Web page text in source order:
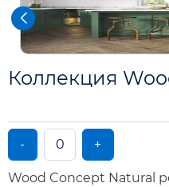
Коллекция
- +
Wood Concept Natural